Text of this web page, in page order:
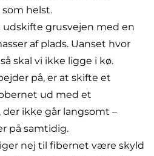
som helst.
udskifte grusvejen med en
af plads. Uanset hvor
skal vi ikke ligge i kø.
på, er at skifte et
ud med et
ikke går langsomt –
på samtidig.
nej til fibernet være skyld